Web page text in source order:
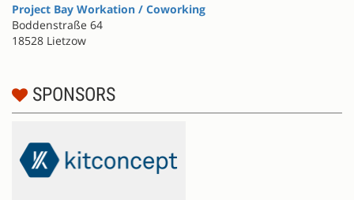
Project Bay Workation / Coworking
Boddenstraße 64
18528 Lietzow
SPONSORS